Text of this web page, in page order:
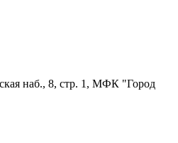
наб., 8, стр. 1, МФК "Город